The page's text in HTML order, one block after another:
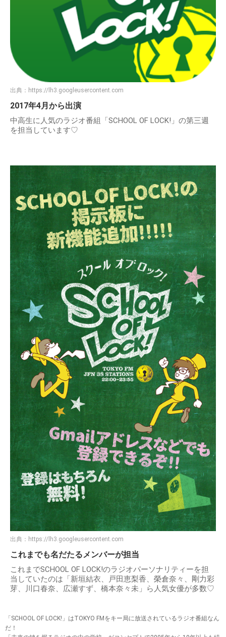
出典： https://lh3.googleusercontent.com
2017年4月から出演
中高生に人気のラジオ番組「SCHOOL OF LOCK!」の第三週
を担当しています♡
出典： https://lh3.googleusercontent.com
これまでも名だたるメンバーが担当
これまでSCHOOL OF LOCK!のラジオパーソナリティーを担
当していたのは「新垣結衣、戸田恵梨香、榮倉奈々、剛力彩
芽、川口春奈、広瀬すず、橋本奈々未」ら人気女優が多数♡
「SCHOOL OF LOCK!」はTOKYO FMをキー局に放送されているラジオ番組なん
だ！